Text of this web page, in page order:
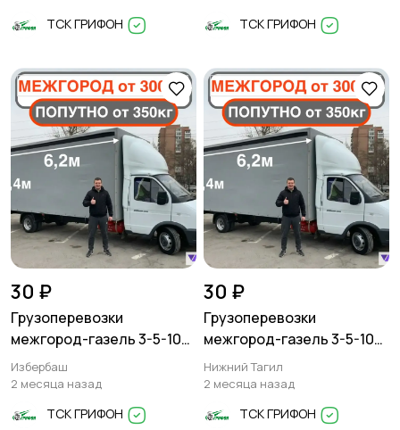
ТСК ГРИФОН ТСК ГРИФОН
30 ₽
Грузоперевозки
межгород-газель 3-5-10
тонн
Избербаш
2 месяца назад
ТСК ГРИФОН
30 ₽
Грузоперевозки
межгород-газель 3-5-10
тонн
Нижний Тагил
2 месяца назад
ТСК ГРИФОН